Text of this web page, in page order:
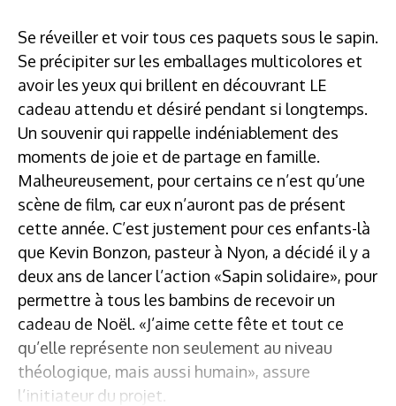
Se réveiller et voir tous ces paquets sous le sapin.
Se précipiter sur les emballages multicolores et
avoir les yeux qui brillent en découvrant LE
cadeau attendu et désiré pendant si longtemps.
Un souvenir qui rappelle indéniablement des
moments de joie et de partage en famille.
Malheureusement, pour certains ce n’est qu’une
scène de film, car eux n’auront pas de présent
cette année. C’est justement pour ces enfants-là
que Kevin Bonzon, pasteur à Nyon, a décidé il y a
deux ans de lancer l’action «Sapin solidaire», pour
permettre à tous les bambins de recevoir un
cadeau de Noël. «J’aime cette fête et tout ce
qu’elle représente non seulement au niveau
théologique, mais aussi humain», assure
l’initiateur du projet.